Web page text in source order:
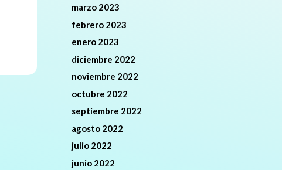
marzo 2023
febrero 2023
enero 2023
diciembre 2022
noviembre 2022
octubre 2022
septiembre 2022
agosto 2022
julio 2022
junio 2022